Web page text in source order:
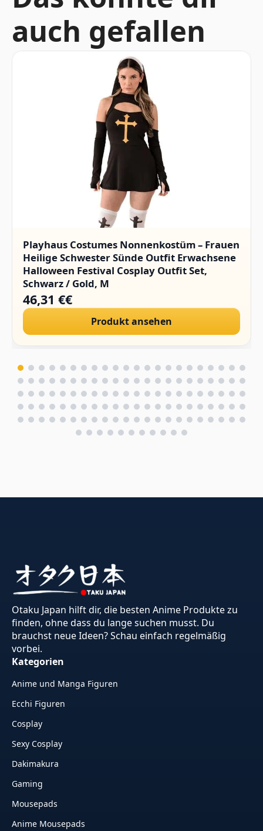
auch gefallen
Playhaus Costumes Nonnenkostüm – Frauen
Heilige Schwester Sünde Outfit Erwachsene
Halloween Festival Cosplay Outfit Set,
Schwarz / Gold, M
46,31 €€
Produkt ansehen
Otaku Japan hilft dir, die besten Anime Produkte zu
finden, ohne dass du lange suchen musst. Du
brauchst neue Ideen? Schau einfach regelmäßig
vorbei.
Kategorien
Anime und Manga Figuren
Ecchi Figuren
Cosplay
Sexy Cosplay
Dakimakura
Gaming
Mousepads
Anime Mousepads